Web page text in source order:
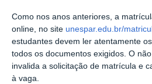
Como nos anos anteriores, a
online, no site unespar.edu.br/
estudantes devem ler atentamente
todos os documentos exigidos. O
invalida a solicitação de matrícula e
à vaga.